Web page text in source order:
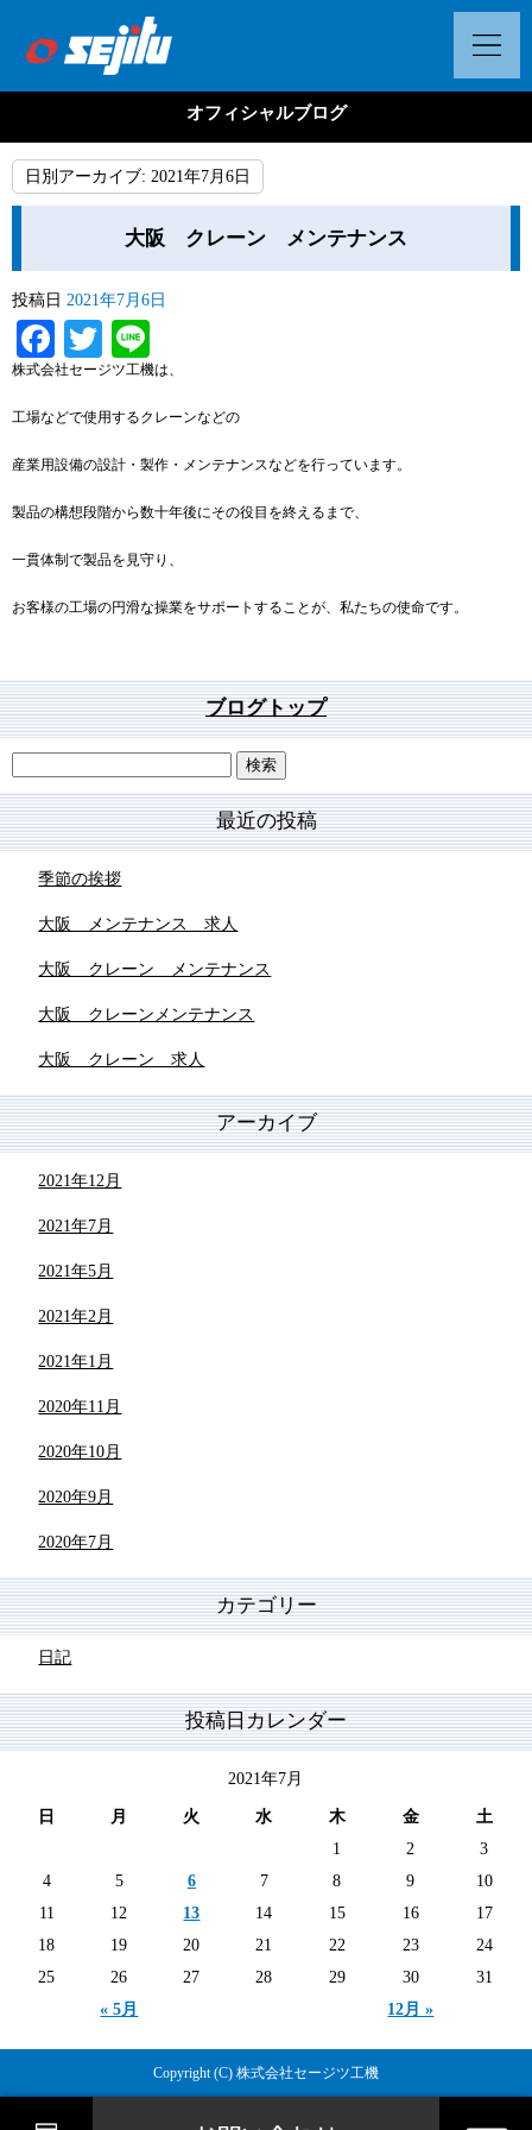
オフィシャルブログ
日別アーカイブ: 2021年7月6日
大阪 クレーン メンテナンス
投稿日 2021年7月6日
Facebook
Twitter
株式会社セージツ工機は、
工場などで使用するクレーンなどの
産業用設備の設計・製作・メンテナンスなどを行っています。
製品の構想段階から数十年後にその役目を終えるまで、
一貫体制で製品を見守り、
お客様の工場の円滑な操業をサポートすることが、私たちの使命です。
ブログトップ
最近の投稿
季節の挨拶
大阪 メンテナンス 求人
大阪 クレーン メンテナンス
大阪 クレーンメンテナンス
大阪 クレーン 求人
アーカイブ
2021年12月
2021年7月
2021年5月
2021年2月
2021年1月
2020年11月
2020年10月
2020年9月
2020年7月
カテゴリー
日記
投稿日カレンダー
2021年7月
日 月 火 水 木 金 土
« 5月 12月 »
1 2
3
4
5 6 7 8 9
10
11
12 13 14 15 16
17
18
19 20 21 22 23
24
25
26 27 28 29 30 31
Copyright (C) 株式会社セージツ工機